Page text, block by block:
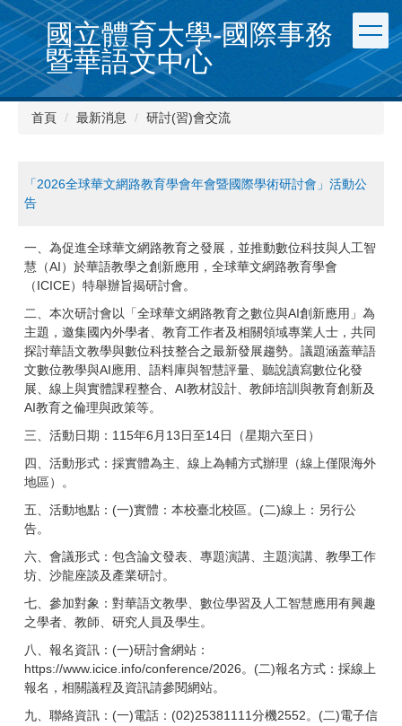
跳
到
主
要
內
國立體育大學-國際事務
暨華語文中心
首頁 最新消息 研討(習)會交流
「2026全球華文網路教育學會年會暨國際學術研討會」活動公
告
一、為促進全球華文網路教育之發展，並推動數位科技與人工智
慧（AI）於華語教學之創新應用，全球華文網路教育學會
（ICICE）特舉辦旨揭研討會。
二、本次研討會以「全球華文網路教育之數位與AI創新應用」為
主題，邀集國內外學者、教育工作者及相關領域專業人士，共同
探討華語文教學與數位科技整合之最新發展趨勢。議題涵蓋華語
文數位教學與AI應用、語料庫與智慧評量、聽說讀寫數位化發
展、線上與實體課程整合、AI教材設計、教師培訓與教育創新及
AI教育之倫理與政策等。
三、活動日期：115年6月13日至14日（星期六至日）
四、活動形式：採實體為主、線上為輔方式辦理（線上僅限海外
地區）。
五、活動地點：(一)實體：本校臺北校區。(二)線上：另行公
告。
六、會議形式：包含論文發表、專題演講、主題演講、教學工作
坊、沙龍座談及產業研討。
七、參加對象：對華語文教學、數位學習及人工智慧應用有興趣
之學者、教師、研究人員及學生。
八、報名資訊：(一)研討會網站：
https://www.icice.info/conference/2026。(二)報名方式：採線上
報名，相關議程及資訊請參閱網站。
九、聯絡資訊：(一)電話：(02)25381111分機2552。(二)電子信